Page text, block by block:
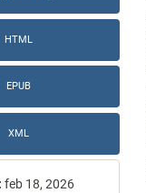
HTML
EPUB
XML
feb 18, 2026